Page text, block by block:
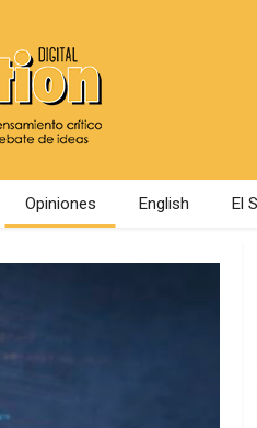
Opiniones English El